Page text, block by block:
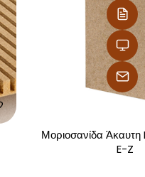
Μοριοσανίδα
E-Z